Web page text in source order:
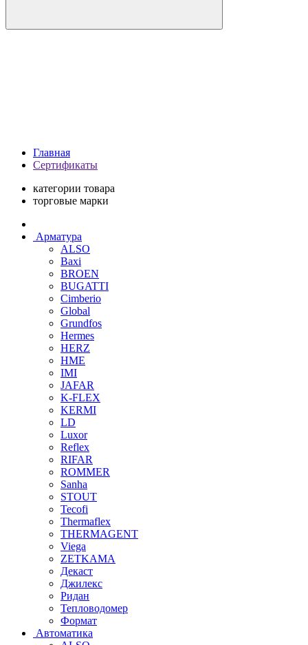
Главная
Сертификаты
категории товара
торговые марки
Арматура
ALSO
Baxi
BROEN
BUGATTI
Cimberio
Global
Grundfos
Hermes
HERZ
HME
IMI
JAFAR
K-FLEX
KERMI
LD
Luxor
Reflex
RIFAR
ROMMER
Sanha
STOUT
Tecofi
Thermaflex
THERMAGENT
Viega
ZETKAMA
Декаст
Джилекс
Ридан
Тепловодомер
Формат
Автоматика